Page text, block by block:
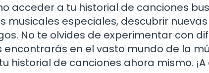
acceder a tu historial de canciones
musicales especiales, descubrir
No te olvides de experimentar con
encontrarás en el vasto mundo de la
historial de canciones ahora mismo.